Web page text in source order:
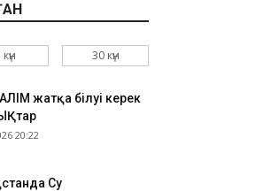
30 күн
жатқа білуі керек
20:22
Су